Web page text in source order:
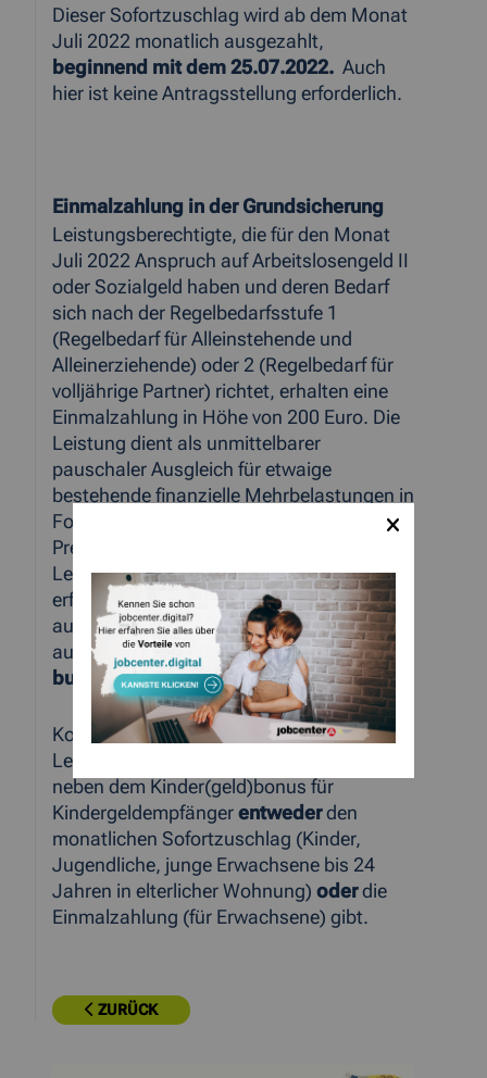
Dieser Sofortzuschlag wird ab dem Monat
Juli 2022 monatlich ausgezahlt,
beginnend mit dem 25.07.2022. Auch
hier ist keine Antragsstellung erforderlich.
Einmalzahlung in der Grundsicherung
Leistungsberechtigte, die für den Monat
Juli 2022 Anspruch auf Arbeitslosengeld II
oder Sozialgeld haben und deren Bedarf
sich nach der Regelbedarfsstufe 1
(Regelbedarf für Alleinstehende und
Alleinerziehende) oder 2 (Regelbedarf für
volljährige Partner) richtet, erhalten eine
Einmalzahlung in Höhe von 200 Euro. Die
Leistung dient als unmittelbarer
pauschaler Ausgleich für etwaige
bestehende finanzielle Mehrbelastungen in
Folge der Pandemie sowie aktueller
Preissteigerungen. Auch für diese
Leistungen ist kein gesonderter Antrag
erforderlich, die Leistungen werden
automatisch im Laufe des Monats Juli
ausgezahlt.Die Auszahlung erfolgt
bundesweit ab dem 25.07.2022.
Konkret bedeutet dies für Menschen im
Leistungsbezug des Jobcenters, dass es
neben dem Kinder(geld)bonus für
Kindergeldempfänger entwederden
monatlichen Sofortzuschlag (Kinder,
Jugendliche, junge Erwachsene bis 24
Jahren in elterlicher Wohnung) oderdie
Einmalzahlung (für Erwachsene) gibt.
ZURÜCK